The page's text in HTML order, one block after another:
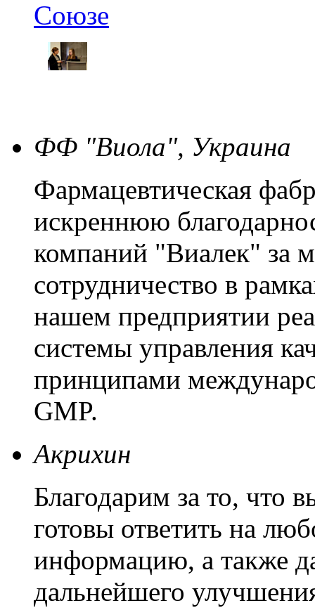
Союзе
ФФ "Виола", Украина
Фармацевтическая
искреннюю
компаний "Виалек" за
сотрудничество в
нашем предприятии
системы управления
принципами
GMP.
Акрихин
Благодарим за то, что
готовы ответить на
информацию, а также
дальнейшего